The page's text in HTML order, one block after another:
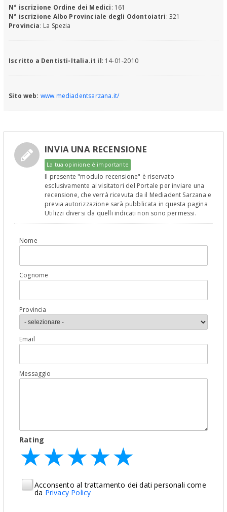
N° iscrizione Ordine dei Medici: 161
N° iscrizione Albo Provinciale degli Odontoiatri: 321
Provincia: La Spezia
Iscritto a Dentisti-Italia.it il: 14-01-2010
Sito web: www.mediadentsarzana.it/
INVIA UNA RECENSIONE
La tua opinione è importante
Il presente "modulo recensione" è riservato
esclusivamente ai visitatori del Portale per inviare una
recensione, che verrà ricevuta da il Mediadent Sarzana e
previa autorizzazione sarà pubblicata in questa pagina
Utilizzi diversi da quelli indicati non sono permessi.
Nome
Cognome
Provincia
Email
Messaggio
Rating
★
★★
★★★
★★★★
★★★★★
Acconsento al trattamento dei dati personali come
da Privacy Policy